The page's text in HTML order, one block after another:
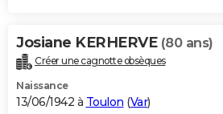
Josiane KERHERVE (80 ans)
Créer une cagnotte obsèques
Naissance
13/06/1942 à Toulon (Var)